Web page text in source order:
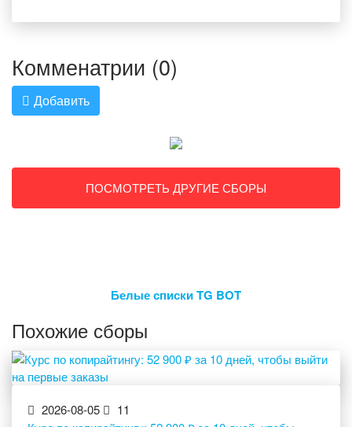
Комменатрии (0)
Добавить
ПОСМОТРЕТЬ ДРУГИЕ СБОРЫ
Белые списки TG BOT
Похожие сборы
2026-08-05
11